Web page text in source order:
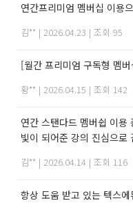
연간프리미엄 멤버십 이용
김** | 2026.04.23 | 조회 95
[월간 프리미엄 구독형 멤
황** | 2026.04.15 | 조회 142
연간 스탠다드 멤버쉽 이
빛이 되어준 강의 진심으로
김** | 2026.04.14 | 조회 116
항상 도움 받고 있는 텍스에